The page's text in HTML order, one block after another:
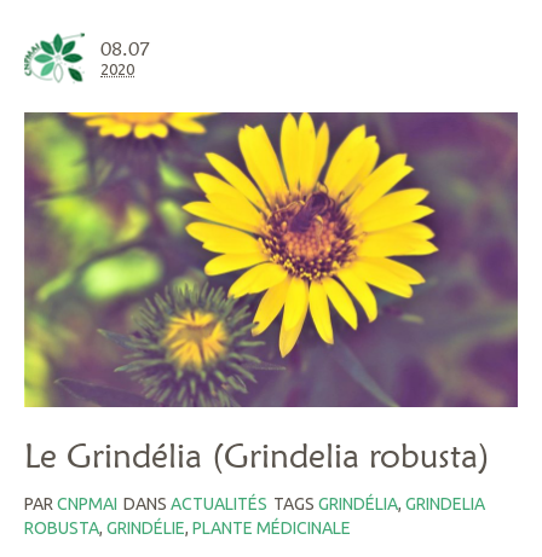
08.07
2020
Le Grindélia (Grindelia robusta)
PAR CNPMAI DANS ACTUALITÉS TAGS GRINDÉLIA, GRINDELIA
ROBUSTA, GRINDÉLIE, PLANTE MÉDICINALE